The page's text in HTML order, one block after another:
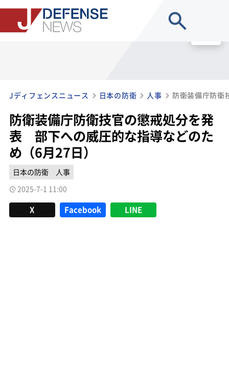
Jディフェンスニュース 日本の防衛 人事
防衛装備庁防衛技官の懲戒処分を発
表 部下への威圧的な指導などのた
め（6月27日）
日本の防衛
人事
2025-7-1 11:00
X Facebook LINE